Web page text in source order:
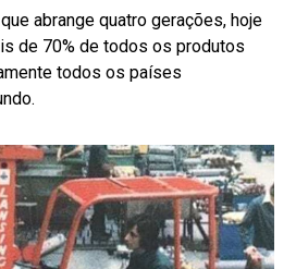
abrange quatro gerações, hoje
de 70% de todos os produtos
todos os países